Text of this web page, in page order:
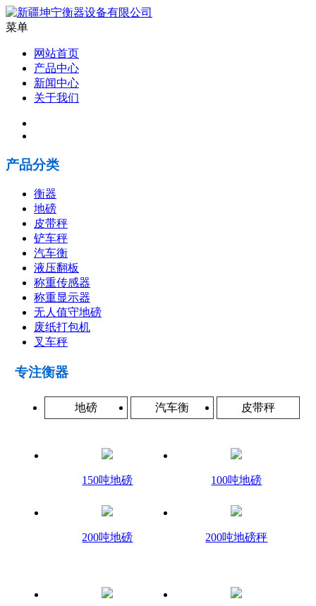
菜单
网站首页
产品中心
新闻中心
关于我们
产品分类
衡器
地磅
皮带秤
铲车秤
汽车衡
液压翻板
称重传感器
称重显示器
无人值守地磅
废纸打包机
叉车秤
专注衡器
地磅 汽车衡 皮带秤
150吨地磅 100吨地磅
200吨地磅 200吨地磅秤